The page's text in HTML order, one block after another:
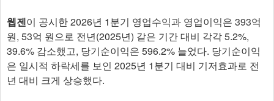
웹젠이 공시한 2026년 1분기 영업수익과 영업이익은 393억
원, 53억 원으로 전년(2025년) 같은 기간 대비 각각 5.2%,
39.6% 감소했고, 당기순이익은 596.2% 늘었다. 당기순이익
은 일시적 하락세를 보인 2025년 1분기 대비 기저효과로 전
년 대비 크게 상승했다.